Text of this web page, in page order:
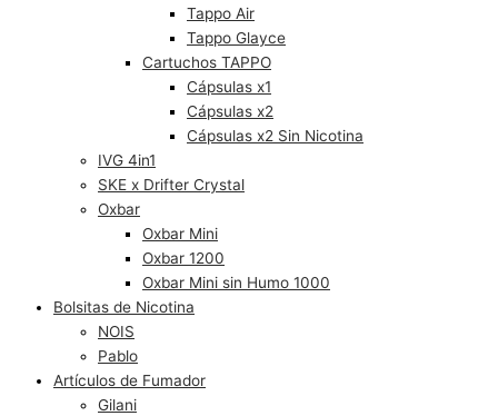
Tappo Air
Tappo Glayce
Cartuchos TAPPO
Cápsulas x1
Cápsulas x2
Cápsulas x2 Sin Nicotina
IVG 4in1
SKE x Drifter Crystal
Oxbar
Oxbar Mini
Oxbar 1200
Oxbar Mini sin Humo 1000
Bolsitas de Nicotina
NOIS
Pablo
Artículos de Fumador
Gilani